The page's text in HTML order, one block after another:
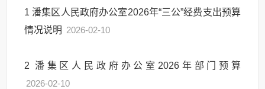
1 潘集区人民政府办公室2026年“三公”经费支出预算
情况说明 2026-02-10
2
潘集区人民政府办公室2026年部门预算
2026-02-10